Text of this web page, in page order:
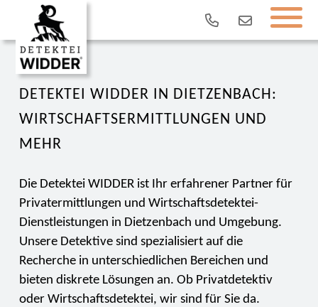
DETEKTEI WIDDER IN DIETZENBACH:
WIRTSCHAFTSERMITTLUNGEN UND
MEHR
Die Detektei WIDDER ist Ihr erfahrener Partner für
Privatermittlungen und Wirtschaftsdetektei-
Dienstleistungen in Dietzenbach und Umgebung.
Unsere Detektive sind spezialisiert auf die
Recherche in unterschiedlichen Bereichen und
bieten diskrete Lösungen an. Ob Privatdetektiv
oder Wirtschaftsdetektei, wir sind für Sie da.